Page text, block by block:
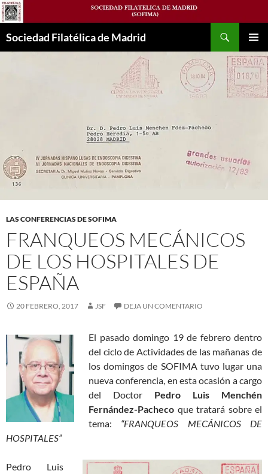
Saltar
al
contenido
Sociedad Filatélica de Madrid
MENÚ
LAS CONFERENCIAS DE SOFIMA
FRANQUEOS MECÁNICOS
DE LOS HOSPITALES DE
ESPAÑA
20 FEBRERO, 2017 JSF DEJA UN COMENTARIO
El pasado domingo 19 de febrero dentro
del ciclo de Actividades de las mañanas de
los domingos de SOFIMA tuvo lugar una
nueva conferencia, en esta ocasión a cargo
del Doctor Pedro Luis Menchén
Fernández-Pacheco que tratará sobre el
tema: “FRANQUEOS MECÁNICOS DE
HOSPITALES”
Pedro Luis